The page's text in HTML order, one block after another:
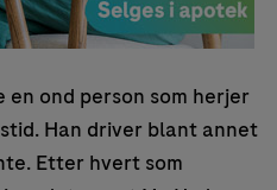
ond person som herjer
Han driver blant annet
Etter hvert som